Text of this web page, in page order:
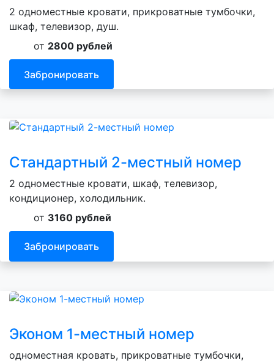
2 одноместные кровати, прикроватные тумбочки,
шкаф, телевизор, душ.
от 2800 рублей
Забронировать
Стандартный 2-местный номер
2 одноместные кровати, шкаф, телевизор,
кондиционер, холодильник.
от 3160 рублей
Забронировать
Эконом 1-местный номер
одноместная кровать, прикроватные тумбочки,